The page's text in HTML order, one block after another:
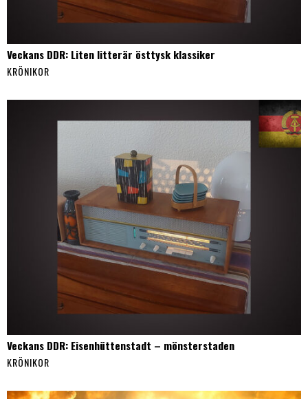
Veckans DDR: Liten litterär östtysk klassiker
KRÖNIKOR
Veckans DDR: Eisenhüttenstadt – mönsterstaden
KRÖNIKOR